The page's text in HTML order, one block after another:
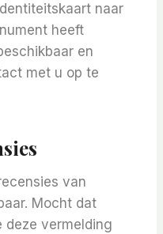
naar
heeft
en
met u op te
van
Mocht dat
deze vermelding